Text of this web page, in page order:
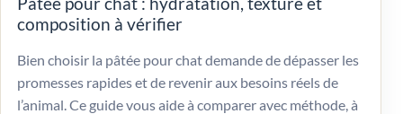
composition à vérifier
Bien choisir la pâtée pour chat demande de dépasser les
promesses rapides et de revenir aux besoins réels de
l’animal. Ce guide vous aide à comparer avec méthode, à